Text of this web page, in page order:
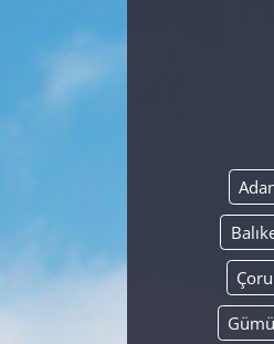
GÜNDEM
POLİTİKA